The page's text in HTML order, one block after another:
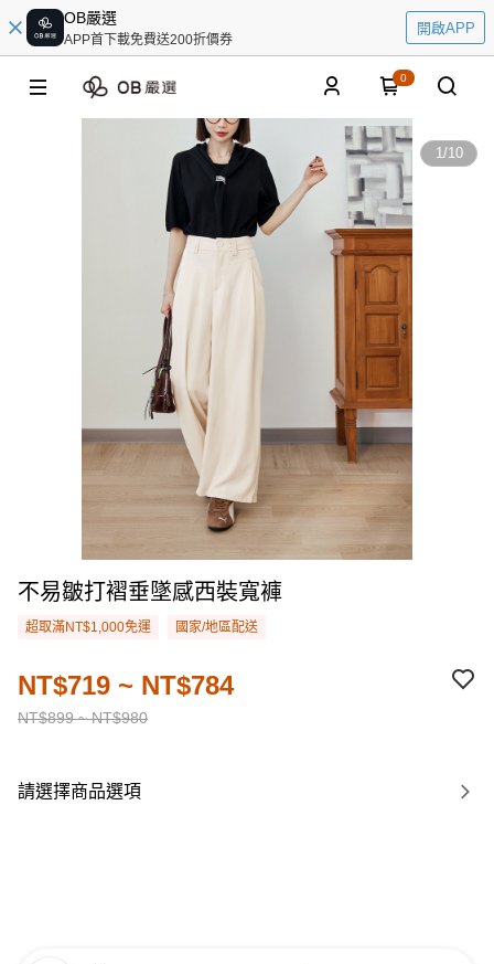
OB嚴選
APP首下載免費送200折價券
開啟APP
0
1/10
不易皺打褶垂墜感西裝寬褲
超取滿NT$1,000免運 國家/地區配送
NT$899 ~ NT$980
NT$719 ~ NT$784
請選擇商品選項